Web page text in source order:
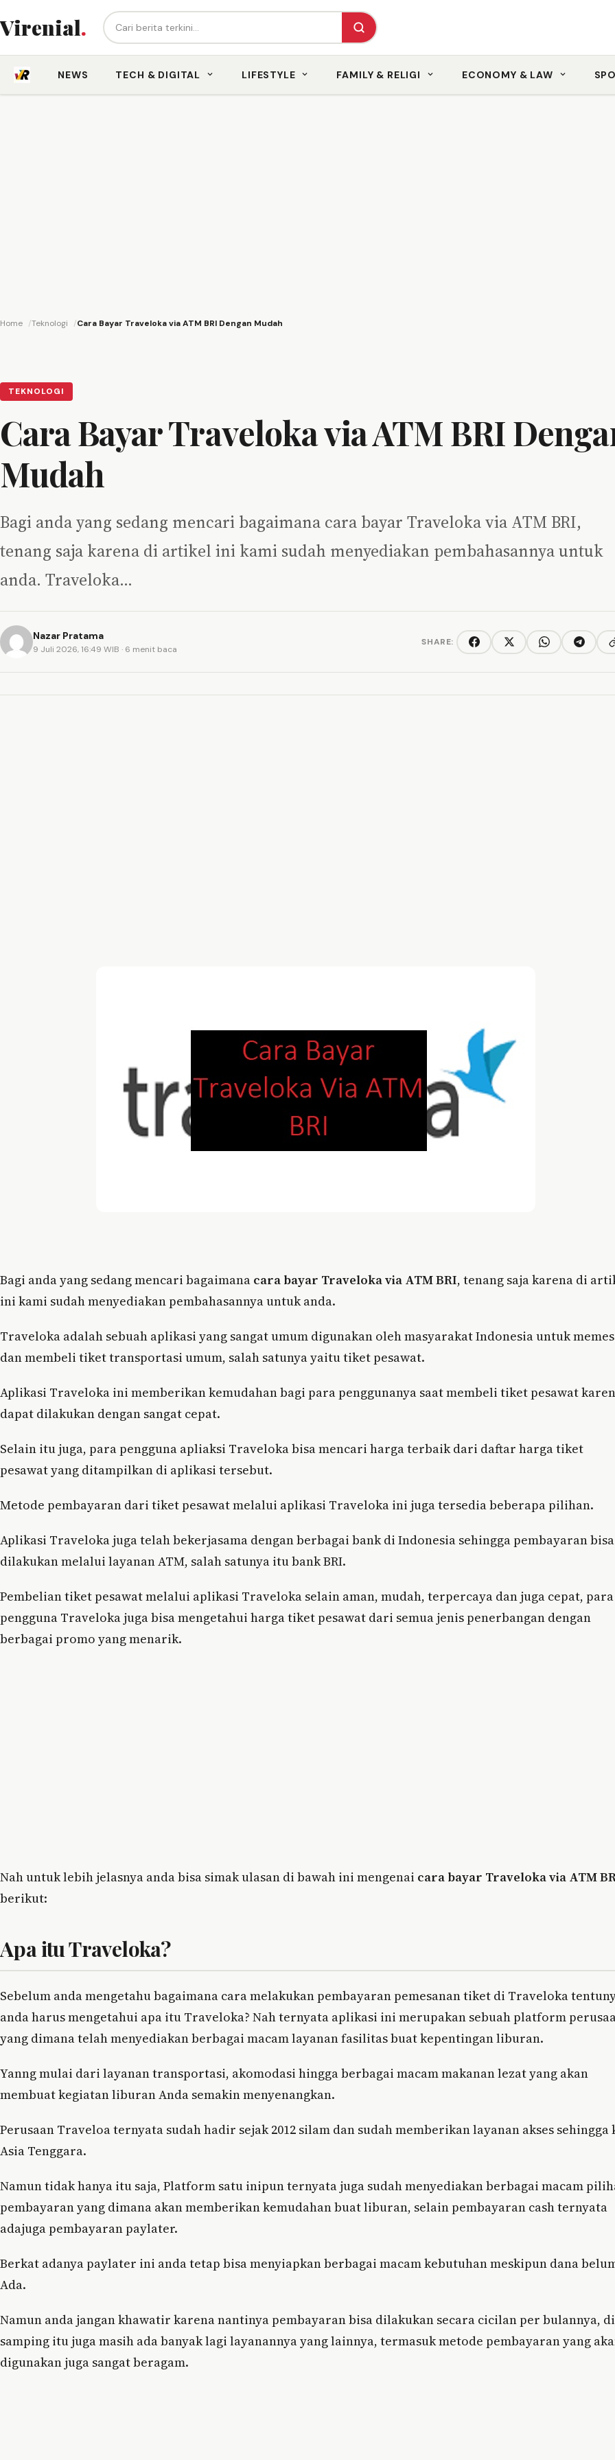
Virenial. Cari berita...
NEWS TECH & DIGITAL LIFESTYLE FAMILY & RELIGI ECONOMY & LAW
Home Teknologi Cara Bayar Traveloka via ATM BRI Dengan Mudah
TEKNOLOGI
Cara Bayar Traveloka via ATM BRI
Mudah
Bagi anda yang sedang mencari bagaimana cara bayar Traveloka via ATM BRI,
tenang saja karena di artikel ini kami sudah menyediakan pembahasannya untuk
anda. Traveloka…
Nazar Pratama
9 Juli 2026, 16:49 WIB · 6 menit baca
SHARE: FacebookTwitter/XWhatsAppTelegram
Bagi anda yang sedang mencari bagaimana cara bayar Traveloka via ATM BRI, tenang saja karena di
ini kami sudah menyediakan pembahasannya untuk anda.
Traveloka adalah sebuah aplikasi yang sangat umum digunakan oleh masyarakat Indonesia untuk
dan membeli tiket transportasi umum, salah satunya yaitu tiket pesawat.
Aplikasi Traveloka ini memberikan kemudahan bagi para penggunanya saat membeli tiket pesawat
dapat dilakukan dengan sangat cepat.
Selain itu juga, para pengguna apliaksi Traveloka bisa mencari harga terbaik dari daftar harga tiket
pesawat yang ditampilkan di aplikasi tersebut.
Metode pembayaran dari tiket pesawat melalui aplikasi Traveloka ini juga tersedia beberapa pilihan.
Aplikasi Traveloka juga telah bekerjasama dengan berbagai bank di Indonesia sehingga pembayaran bisa
dilakukan melalui layanan ATM, salah satunya itu bank BRI.
Pembelian tiket pesawat melalui aplikasi Traveloka selain aman, mudah, terpercaya dan juga cepat, para
pengguna Traveloka juga bisa mengetahui harga tiket pesawat dari semua jenis penerbangan dengan
berbagai promo yang menarik.
Nah untuk lebih jelasnya anda bisa simak ulasan di bawah ini mengenai cara bayar Traveloka via ATM
berikut:
Apa itu Traveloka?
Sebelum anda mengetahu bagaimana cara melakukan pembayaran pemesanan tiket di Traveloka
anda harus mengetahui apa itu Traveloka? Nah ternyata aplikasi ini merupakan sebuah platform
yang dimana telah menyediakan berbagai macam layanan fasilitas buat kepentingan liburan.
Yanng mulai dari layanan transportasi, akomodasi hingga berbagai macam makanan lezat yang akan
membuat kegiatan liburan Anda semakin menyenangkan.
Perusaan Traveloa ternyata sudah hadir sejak 2012 silam dan sudah memberikan layanan akses sehingga
Asia Tenggara.
Namun tidak hanya itu saja, Platform satu inipun ternyata juga sudah menyediakan berbagai macam
pembayaran yang dimana akan memberikan kemudahan buat liburan, selain pembayaran cash ternyata
adajuga pembayaran paylater.
Berkat adanya paylater ini anda tetap bisa menyiapkan berbagai macam kebutuhan meskipun dana
Ada.
Namun anda jangan khawatir karena nantinya pembayaran bisa dilakukan secara cicilan per bulannya, di
samping itu juga masih ada banyak lagi layanannya yang lainnya, termasuk metode pembayaran yang
digunakan juga sangat beragam.